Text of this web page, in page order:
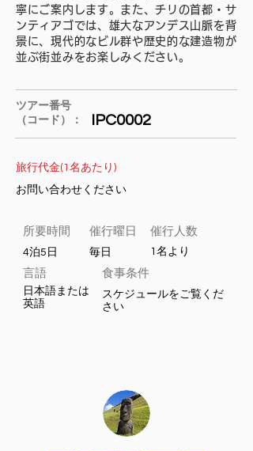
寧にご案内します。また、チリの首都・サ
ンティアゴでは、雄大なアンデス山脈を背
景に、現代的なビル群や歴史的な建造物が
並ぶ街並みをお楽しみください。
ツアー番号
（コード）：
IPC0002
旅行代金(1名あたり)
お問い合わせください
所要​時間
4泊5日
食事条件
スケジュールをご覧くだ
さい
​催行曜日
言語
毎日
日本語または
英語
催行人数
1名より